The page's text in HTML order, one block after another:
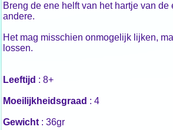
Breng de ene helft van het hartje van de
andere.
Het mag misschien onmogelijk lijken,
lossen.
Leeftijd : 8+
Moeilijkheidsgraad : 4
Gewicht: 36gr